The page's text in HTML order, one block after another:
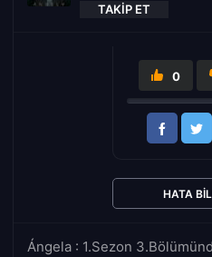
TAKIP ET
Ángela : 1.Sezon
0
HATA